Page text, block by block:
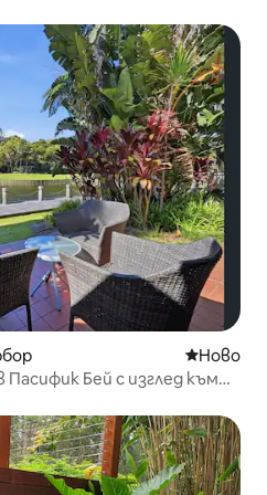
Ново
Ново
Бей с изглед към
гостите